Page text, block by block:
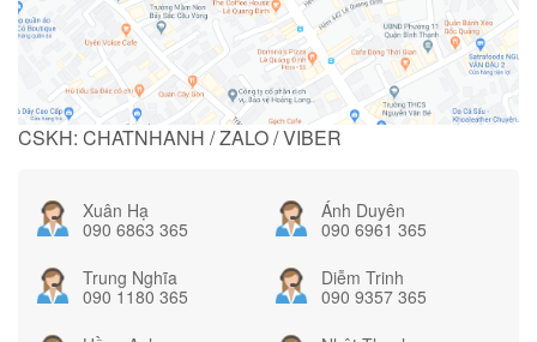
CSKH: CHATNHANH / ZALO / VIBER
Xuân Hạ
090 6863 365
Ánh Duyên
090 6961 365
Trung Nghĩa
090 1180 365
Diễm Trinh
090 9357 365